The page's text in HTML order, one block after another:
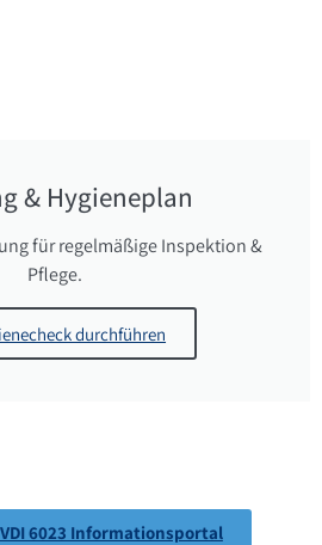
& Hygieneplan
für regelmäßige Inspektion &
Pflege.
durchführen
6023 Informationsportal